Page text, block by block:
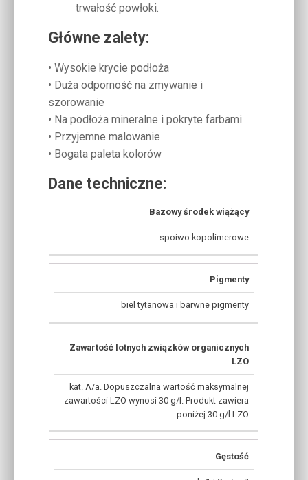
trwałość powłoki.
Główne zalety:
• Wysokie krycie podłoża
• Duża odporność na zmywanie i
szorowanie
• Na podłoża mineralne i pokryte farbami
• Przyjemne malowanie
• Bogata paleta kolorów
Dane techniczne:
Bazowy środek wiążący
spoiwo kopolimerowe
Pigmenty
biel tytanowa i barwne pigmenty
Zawartość lotnych związków organicznych
LZO
kat. A/a. Dopuszczalna wartość maksymalnej
zawartości LZO wynosi 30 g/l. Produkt zawiera
poniżej 30 g/l LZO
Gęstość